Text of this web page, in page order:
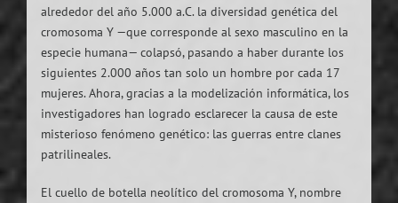
alrededor del año 5.000 a.C. la diversidad genética del
cromosoma Y —que corresponde al sexo masculino en la
especie humana— colapsó, pasando a haber durante los
siguientes 2.000 años tan solo un hombre por cada 17
mujeres. Ahora, gracias a la modelización informática, los
investigadores han logrado esclarecer la causa de este
misterioso fenómeno genético: las guerras entre clanes
patrilineales.
El cuello de botella neolítico del cromosoma Y, nombre